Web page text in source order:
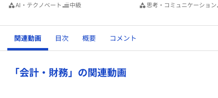
AI・テクノベート 中級 思考・コミュニケーション
関連動画 目次 概要 コメント
「会計・財務」の関連動画